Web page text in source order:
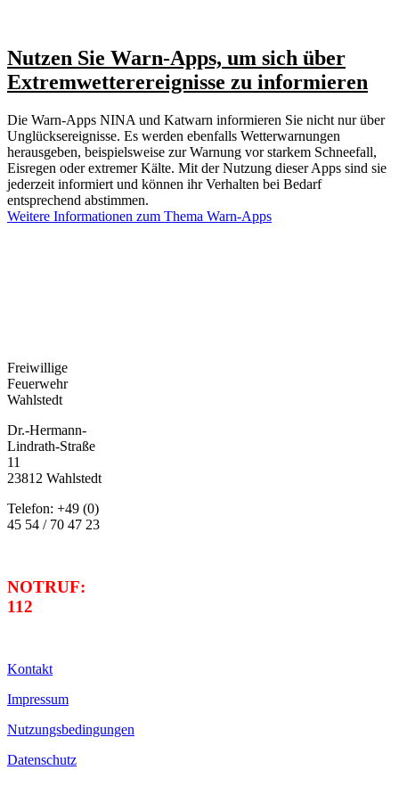
Nutzen Sie Warn-Apps, um sich über
Extremwetterereignisse zu informieren
Die Warn-Apps NINA und Katwarn informieren Sie nicht nur über
Unglücksereignisse. Es werden ebenfalls Wetterwarnungen
herausgeben, beispielsweise zur Warnung vor starkem Schneefall,
Eisregen oder extremer Kälte. Mit der Nutzung dieser Apps sind sie
jederzeit informiert und können ihr Verhalten bei Bedarf
entsprechend abstimmen.
Weitere Informationen zum Thema Warn-Apps
Freiwillige
Feuerwehr
Wahlstedt
Dr.-Hermann-
Lindrath-Straße
11
23812 Wahlstedt
Telefon: +49 (0)
45 54 / 70 47 23
NOTRUF:
112
Kontakt
Impressum
Nutzungsbedingungen
Datenschutz